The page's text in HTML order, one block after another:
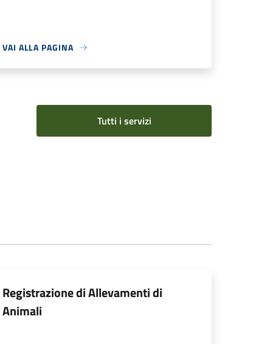
VAI ALLA PAGINA
Tutti i servizi
Registrazione di Allevamenti di
Animali